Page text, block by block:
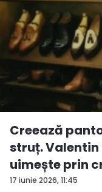
17 iunie 2026, 11:45
Creează
struț. Valentin
uimește prin